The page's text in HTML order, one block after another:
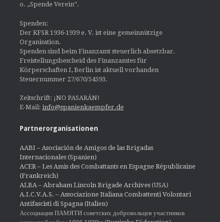
o. „Spende Verein“.
Spenden:
Der KFSR 1936-1939 e. V. ist eine gemeinnützige
Organisation.
Spenden sind beim Finanzamt steuerlich absetzbar.
Freistellungsbescheid des Finanzamtes für
Körperschaften I, Berlin ist aktuell vorhanden
Steuernummer 27/670/54593.
Zeitschrift: ¡NO PASARÁN!
E-Mail: info@spanienkaempfer.de
Partnerorganisationen
AABI – Asociación de Amigos de las Brigadas
Internacionales (Spanien)
ACER – Les Amis des Combattants en Espagne Républicaine
(Frankreich)
ALBA – Abraham Lincoln Brigade Archives (USA)
A.I.C.V.A.S. – Associazione Italiana Combattenti Volontari
Antifascisti di Spagna (Italien)
Ассоциация ПАМЯТИ советских добровольцев участников